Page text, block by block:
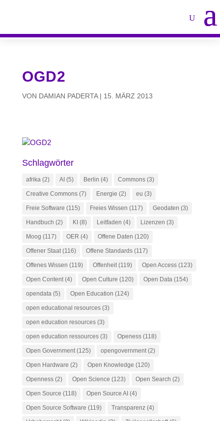
OGD2
VON DAMIAN PADERTA| 15. MÄRZ 2013
Schlagwörter
afrika(2) AI (5) Berlin (4) Commons(3)
Creative Commons(7) Energie (2) eu (3)
Freie Software (115) Freies Wissen (117) Geodaten (3)
Handbuch (2) KI (8) Leitfaden (4) Lizenzen (3)
Moog (117) OER (4) Offene Daten (120)
Offener Staat(116) Offene Standards(117)
Offenes Wissen (119) Offenheit(119) Open Access(123)
Open Content(4) Open Culture (120) Open Data(154)
opendata(5) Open Education (124)
open educational resources(3)
open education resources(3)
open education ressources(3) Openess(118)
Open Government(125) opengovernment(2)
Open Hardware (2) Open Knowledge (120)
Openness(2) Open Science (123) Open Search (2)
Open Source (118) Open Source AI (4)
Open Source Software (119) Transparenz(4)